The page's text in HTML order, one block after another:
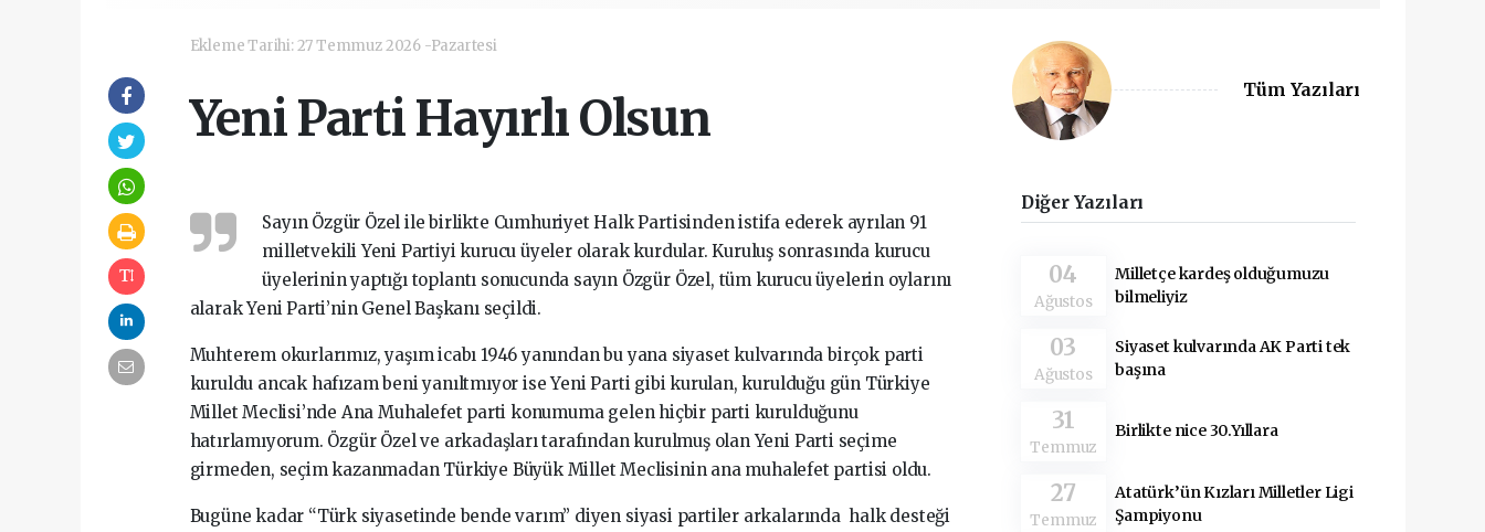
Ekleme Tarihi: 27 Temmuz 2026 -Pazartesi
Yeni Parti Hayırlı Olsun
Sayın Özgür Özel ile birlikte Cumhuriyet Halk Partisinden istifa ederek ayrılan 91
milletvekili Yeni Partiyi kurucu üyeler olarak kurdular. Kuruluş sonrasında kurucu
üyelerinin yaptığı toplantı sonucunda sayın Özgür Özel, tüm kurucu üyelerin oylarını
alarak Yeni Parti’nin Genel Başkanı seçildi.
Muhterem okurlarımız, yaşım icabı 1946 yanından bu yana siyaset kulvarında birçok parti
kuruldu ancak hafızam beni yanıltmıyor ise Yeni Parti gibi kurulan, kurulduğu gün Türkiye
Millet Meclisi’nde Ana Muhalefet parti konumuma gelen hiçbir parti kurulduğunu
hatırlamıyorum. Özgür Özel ve arkadaşları tarafından kurulmuş olan Yeni Parti seçime
girmeden, seçim kazanmadan Türkiye Büyük Millet Meclisinin ana muhalefet partisi oldu.
Bugüne kadar “Türk siyasetinde bende varım” diyen siyasi partiler arkalarında halk desteği
Tüm Yazıları
Diğer Yazıları
04
Ağustos
Milletçe kardeş olduğumuzu
bilmeliyiz
03
Ağustos
Siyaset kulvarında AK Parti tek
başına
31
Temmuz
Birlikte nice 30.Yıllara
27
Temmuz
Atatürk’ün Kızları Milletler Ligi
Şampiyonu